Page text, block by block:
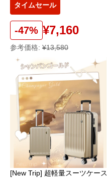
タイムセール
-47% ¥7,160
参考価格: ¥13,580
[New Trip] 超軽量スーツケース